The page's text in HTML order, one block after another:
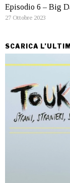
Episodio 6 – Big
27 Ottobre 2023
SCARICA